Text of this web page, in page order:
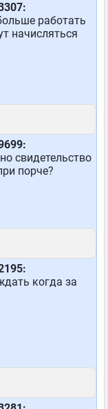
работать
начисляться
свидетельство
порче?
когда за